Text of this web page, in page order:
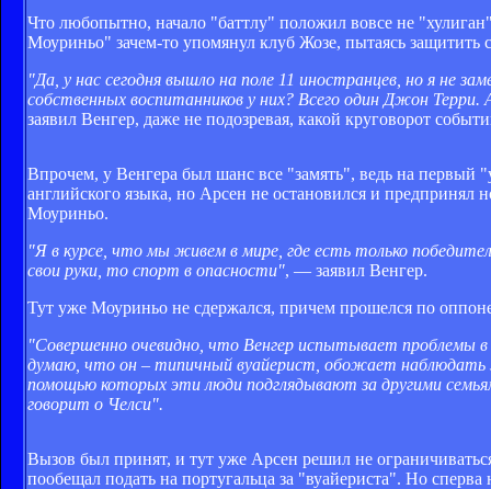
Что любопытно, начало "баттлу" положил вовсе не
Моуриньо" зачем-то упомянул клуб Жозе, пытаясь
"Да, у нас сегодня вышло на поле 11 иностранцев, но я не
собственных воспитанников у них? Всего один Джон
заявил Венгер, даже не подозревая, какой круговорот
Впрочем, у Венгера был шанс все "замять", ведь на первый
английского языка, но Арсен не остановился и
Моуриньо.
"Я в курсе, что мы живем в мире, где есть только
свои руки, то спорт в опасности", — заявил Венгер.
Тут уже Моуриньо не сдержался, причем прошелся по
"Совершенно очевидно, что Венгер испытывает проблемы
думаю, что он – типичный вуайерист, обожает наблюдать
помощью которых эти люди подглядывают за другими
говорит о Челси".
Вызов был принят, и тут уже Арсен решил не
пообещал подать на португальца за "вуайериста". Но сперва